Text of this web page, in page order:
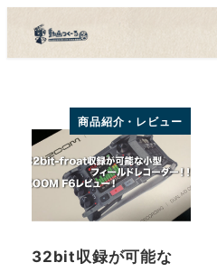
商品紹介・レビュー
32bit収録が可能な